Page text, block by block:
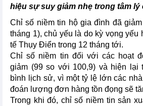
hiệu sự suy giảm nhẹ trong tâm lý
Chỉ số niềm tin hộ gia đình đã
tháng 1), chủ yếu là do kỳ vọng
tế Thụy Điển trong 12 tháng tới.
Chỉ số niềm tin đối với các hoạt
giảm (99 so với 100,9) và hiện lại
bình lịch sử, vì một tỷ lệ lớn các
đoán lượng đơn hàng tồn đọng sẽ
Trong khi đó, chỉ số niềm tin sản